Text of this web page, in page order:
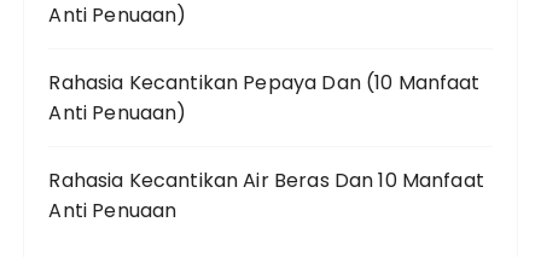
Anti Penuaan)
Rahasia Kecantikan Pepaya Dan (10 Manfaat
Anti Penuaan)
Rahasia Kecantikan Air Beras Dan 10 Manfaat
Anti Penuaan